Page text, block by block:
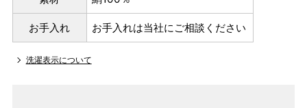
お手入れ お手入れは当社にご相談ください
洗濯表示について